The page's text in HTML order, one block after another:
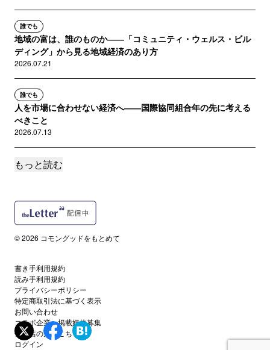
誰でも
地域の富は、誰のものか――「コミュニティ・ウェルス・ビル
ディング」から見る地域経済のあり方
2026.07.21
誰でも
人を市場に合わせない経済へ――国際協同組合年の先に考える
べきこと
2026.07.13
誰でも
2024.07.17
OECDの報告書でプラットフォーム協同組合の
2024.06.12
読者限定
レジ打ちも座っていいよね？ 働く環境を見直
すことから見えてくるインクル...
2024.04.24
もっと読む
© 2026 コモングッドをもとめて
書き手利用規約
読み手利用規約
プライバシーポリシー
特定商取引法に基づく表示
お問い合わせ
コラボ企業・掲載媒体募集
代理店の方はこちら
ログイン